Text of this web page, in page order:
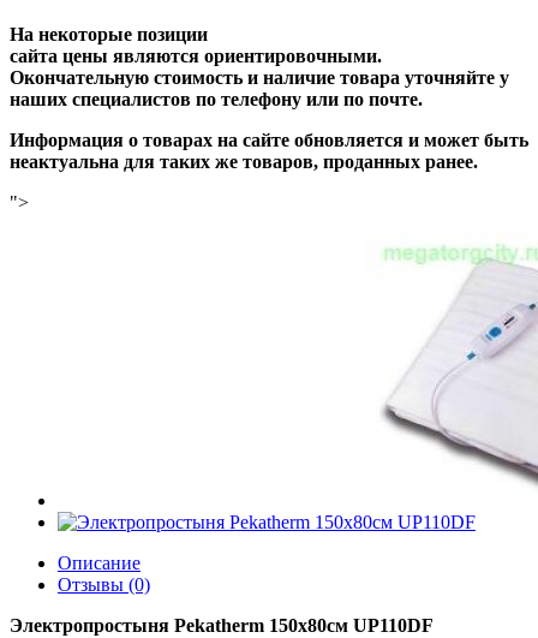
На некоторые позиции
сайта цены являются ориентировочными.
Окончательную стоимость и наличие товара уточняйте у
наших специалистов по телефону или по почте.
Информация о товарах на сайте обновляется и может быть
неактуальна для таких же товаров, проданных ранее.
">
Описание
Отзывы (0)
Электропростыня Pekatherm 150х80см UP110DF